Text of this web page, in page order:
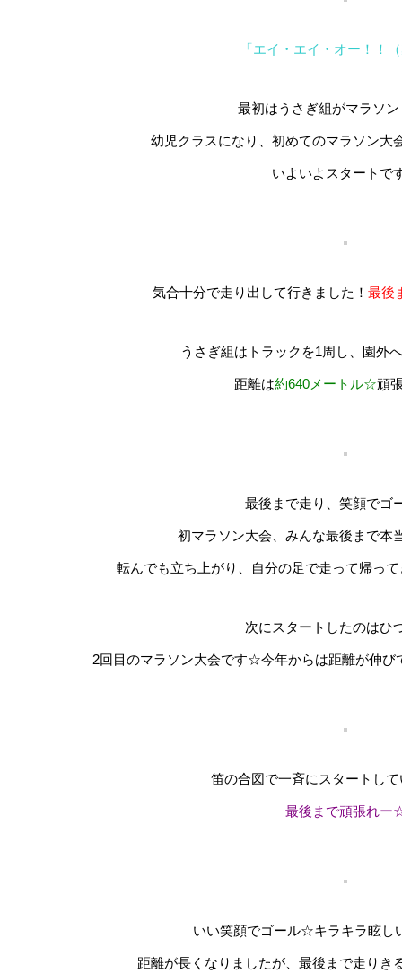
「エイ・エイ・オー！！
最初はうさぎ組がマラソ
幼児クラスになり、初めてのマラソン
いよいよスタートで
気合十分で走り出して行きました！ 最後
うさぎ組はトラックを1周し、園外
距離は約640メートル☆頑
最後まで走り、笑顔でゴ
初マラソン大会、みんな最後まで本
転んでも立ち上がり、自分の足で走って帰っ
次にスタートしたのはひ
2回目のマラソン大会です☆今年からは距離が伸び
笛の合図で一斉にスタートし
最後まで頑張れー
いい笑顔でゴール☆キラキラ眩し
距離が長くなりましたが、最後まで走り